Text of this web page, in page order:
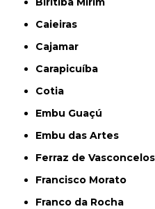
Caieiras
Cajamar
Carapicuíba
Cotia
Embu Guaçú
Embu das Artes
Ferraz de Vasconcelos
Francisco Morato
Franco da Rocha